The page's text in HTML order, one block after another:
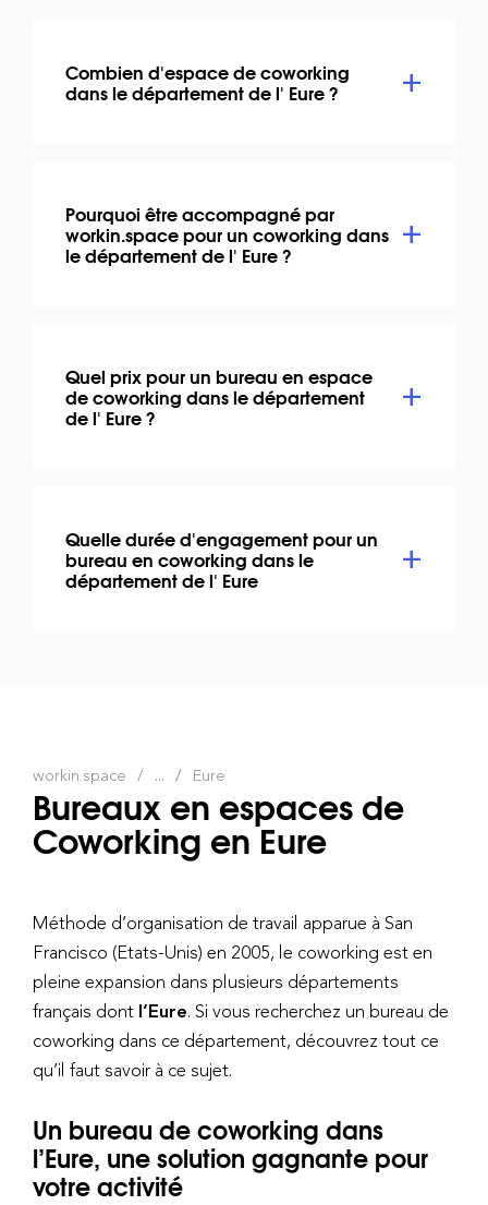
Combien d'espace de coworking
dans le département de l' Eure ?
Pourquoi être accompagné par
workin.space pour un coworking dans
le département de l' Eure ?
Quel prix pour un bureau en espace
de coworking dans le département
de l' Eure ?
Quelle durée d'engagement pour un
bureau en coworking dans le
département de l' Eure
workin.space ... Eure
Bureaux en espaces de
Coworking en Eure
Méthode d’organisation de travail apparue à San
Francisco (Etats-Unis) en 2005, le coworking est en
pleine expansion dans plusieurs départements
français dont l’Eure. Si vous recherchez un bureau de
coworking dans ce département, découvrez tout ce
qu’il faut savoir à ce sujet.
Un bureau de coworking dans
l’Eure, une solution gagnante pour
votre activité